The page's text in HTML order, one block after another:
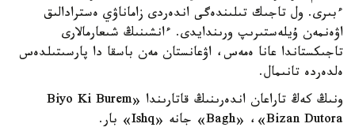
ءبىرى. ول تاجىك تىلىندەگى اندەردى زاماناۋي ەسترادالىق
اۋەنمەن ۇيلەستىرىپ ورىندايدى. ءانشىنىڭ شىعارمالارى
تاجىكستاندا عانا ەمەس، اۋعانستان مەن باسقا دا پارسىتىلدەس
ەلدەردە تانىمال.
ونىڭ كەڭ تاراعان اندەرىنىڭ قاتارىندا «Biyo Ki Burem
Bagh» ،«Bizan Dutora» جانە «Ishq» بار.